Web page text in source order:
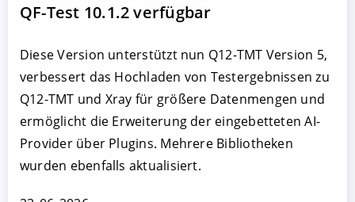
QF-Test 10.1.2 verfügbar
Diese Version unterstützt nun Q12-TMT Version 5,
verbessert das Hochladen von Testergebnissen zu
Q12-TMT und Xray für größere Datenmengen und
ermöglicht die Erweiterung der eingebetteten AI-
Provider über Plugins. Mehrere Bibliotheken
wurden ebenfalls aktualisiert.